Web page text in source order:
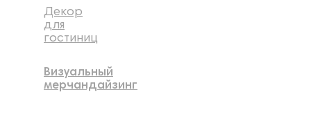
Декор
для
гостиниц
Визуальный
мерчандайзинг